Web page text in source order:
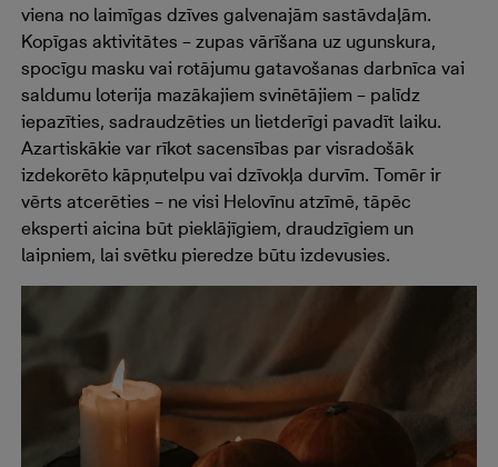
viena no laimīgas dzīves galvenajām sastāvdaļām.
Kopīgas aktivitātes – zupas vārīšana uz ugunskura,
spocīgu masku vai rotājumu gatavošanas darbnīca vai
saldumu loterija mazākajiem svinētājiem – palīdz
iepazīties, sadraudzēties un lietderīgi pavadīt laiku.
Azartiskākie var rīkot sacensības par visradošāk
izdekorēto kāpņutelpu vai dzīvokļa durvīm. Tomēr ir
vērts atcerēties – ne visi Helovīnu atzīmē, tāpēc
eksperti aicina būt pieklājīgiem, draudzīgiem un
laipniem, lai svētku pieredze būtu izdevusies.